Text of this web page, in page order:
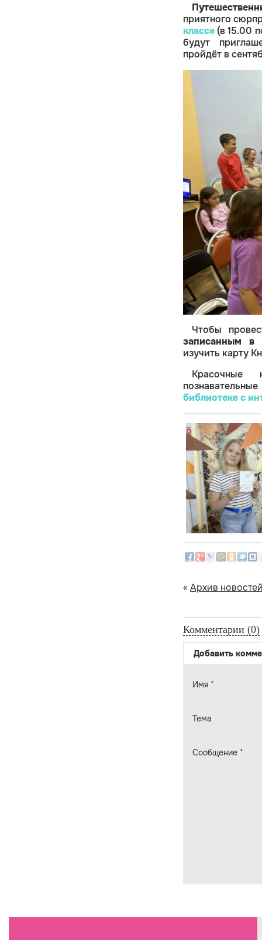
приятного
классе (в 15.00
будут
пройдёт в
Чтобы
записанным в
изучить карту
Красочные
библиотеке с
« Архив
Комментарии (0)
Добавить
Имя *
Тема
Сообщение *